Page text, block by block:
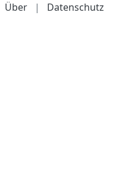
Über | Datenschutz